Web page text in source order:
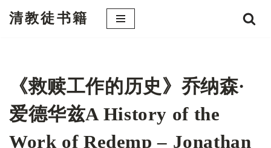
清教徒书籍
《救赎工作的历史》乔纳森·
爱德华兹A History of the
Work of Redemp – Jonathan